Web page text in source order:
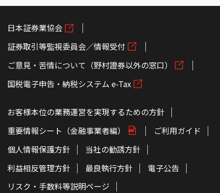
日本証券業協会
証券取引等監視委員会／情報受付
ご意見・苦情について（野村證券以外の窓口）
国税電子申告・納税システム e-Tax
お客様本位の業務運営を実現するための方針
重要情報シート（金融事業者編）
ご利用ガイド
個人情報保護方針
当社の勧誘方針
利益相反管理方針
最良執行方針
電子公告
リスク・手数料等説明ページ